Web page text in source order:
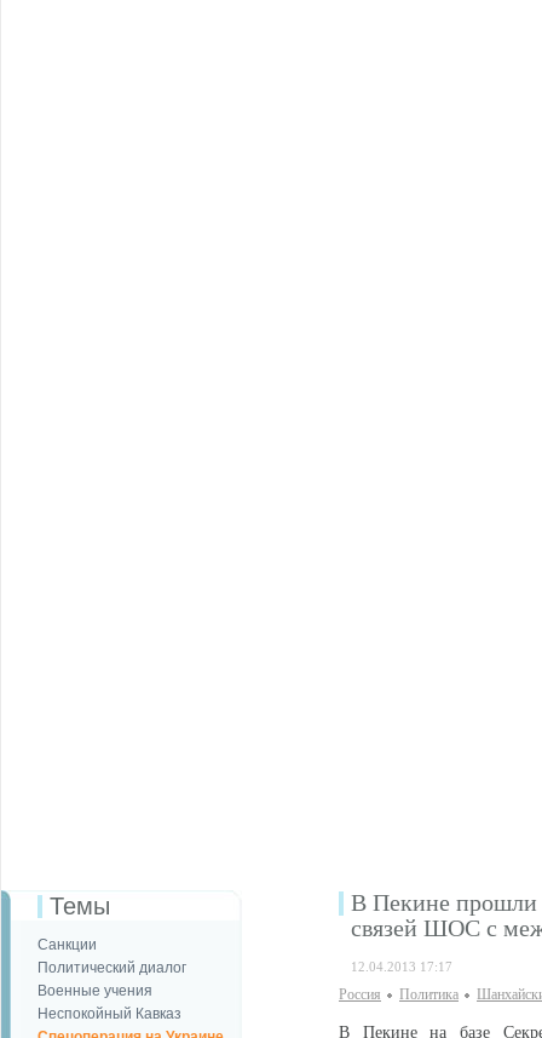
Темы
Санкции
Политический диалог
Военные учения
Неспокойный Кавказ
В Пекине прошли
связей ШОС с
12.04.2013 17:17
Россия Политика
В Пекине на базе